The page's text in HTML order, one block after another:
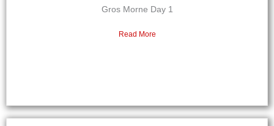
Gros Morne Day 1
Read More